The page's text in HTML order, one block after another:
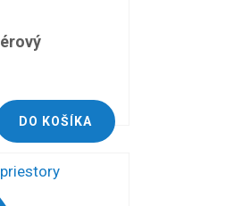
DO KOŠÍKA